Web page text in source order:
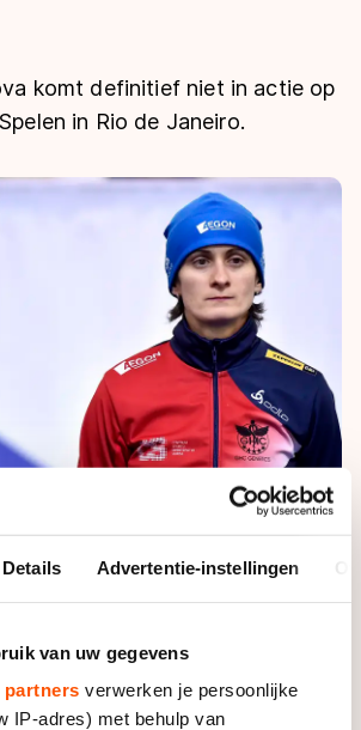
Details Advertentie-instellingen
van uw gegevens
partners verwerken je persoonlijke
IP-adres) met behulp van
op
en skaten?
Spelen
verhalen
komt definitief niet in actie op
in Rio de Janeiro.